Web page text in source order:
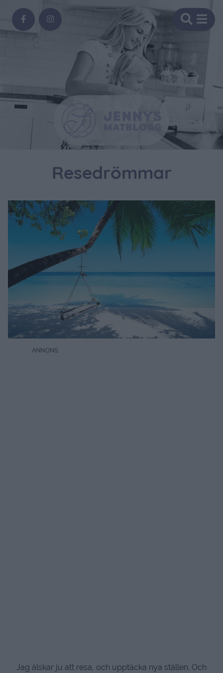
Resedrömmar
Jag älskar ju att resa, och upptäcka nya ställen. Och